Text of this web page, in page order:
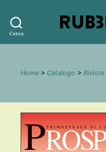
Cerca
Home > Catalogo > Riviste